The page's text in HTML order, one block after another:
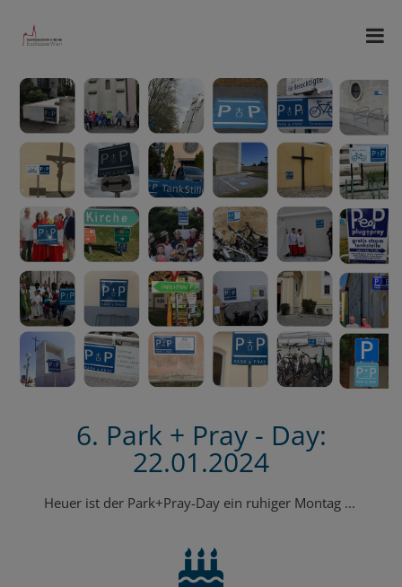
6. Park + Pray - Day:
22.01.2024
Heuer ist der Park+Pray-Day ein ruhiger Montag ...